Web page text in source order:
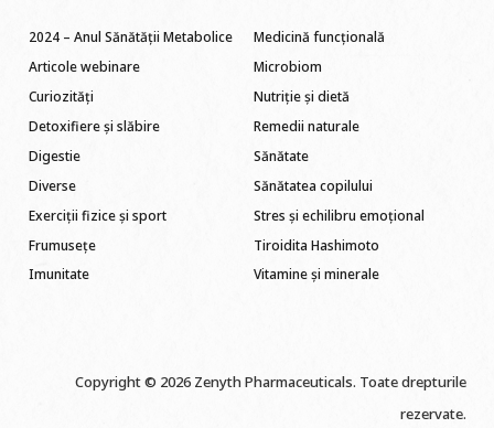
2024 – Anul Sănătății Metabolice
Articole webinare
Curiozități
Detoxifiere și slăbire
Digestie
Diverse
Exerciții fizice și sport
Frumusețe
Imunitate
Medicină funcțională
Microbiom
Nutriție și dietă
Remedii naturale
Sănătate
Sănătatea copilului
Stres și echilibru emoțional
Tiroidita Hashimoto
Vitamine și minerale
Copyright © 2026 Zenyth Pharmaceuticals. Toate drepturile
rezervate.